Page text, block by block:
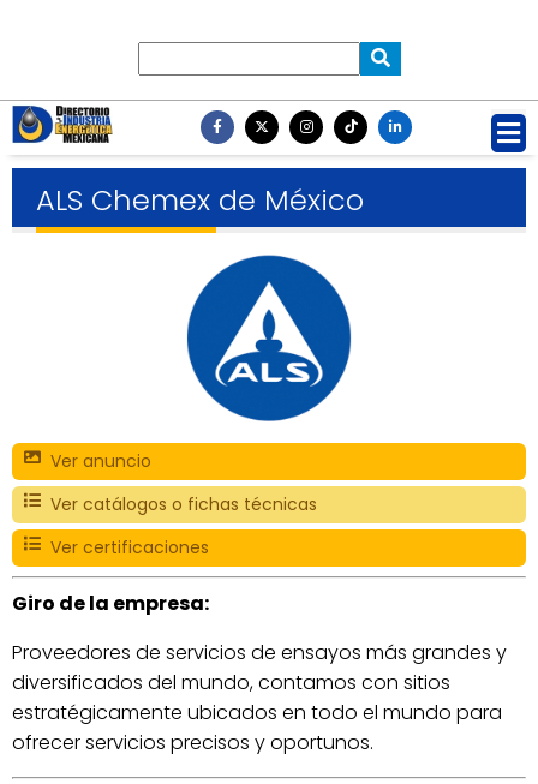
ALS Chemex de México
Ver anuncio
Ver catálogos o fichas técnicas
Ver certificaciones
Giro de la empresa:
Proveedores de servicios de ensayos más grandes y
diversificados del mundo, contamos con sitios
estratégicamente ubicados en todo el mundo para
ofrecer servicios precisos y oportunos.